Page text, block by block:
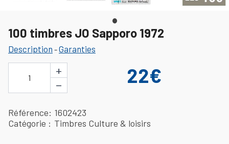
100 timbres JO Sapporo 1972
Description -Garanties
1
+
−
22€
Référence 1602423
Catégorie
Timbres Culture & loisirs